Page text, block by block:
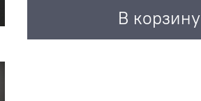
В корзину